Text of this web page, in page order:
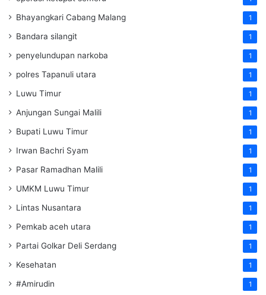
Bhayangkari Cabang Malang 1
Bandara silangit 1
penyelundupan narkoba 1
polres Tapanuli utara 1
Luwu Timur 1
Anjungan Sungai Malili 1
Bupati Luwu Timur 1
Irwan Bachri Syam 1
Pasar Ramadhan Malili 1
UMKM Luwu Timur 1
Lintas Nusantara 1
Pemkab aceh utara 1
Partai Golkar Deli Serdang 1
Kesehatan 1
#Amirudin 1